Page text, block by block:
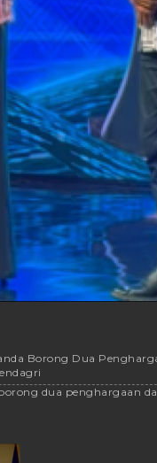
Borong Dua
dua